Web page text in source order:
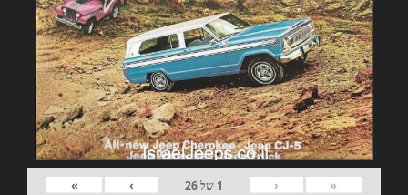
«
‹
1 של26
›
»